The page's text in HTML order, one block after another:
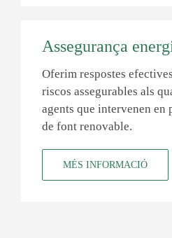
Assegurança
Oferim respostes
riscos assegurables als
agents que intervenen en
de font renovable.
MÉS INFORMACIÓ